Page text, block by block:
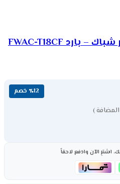
٪12 خصم
)
اشترِ الآن وادفع لاحقاً